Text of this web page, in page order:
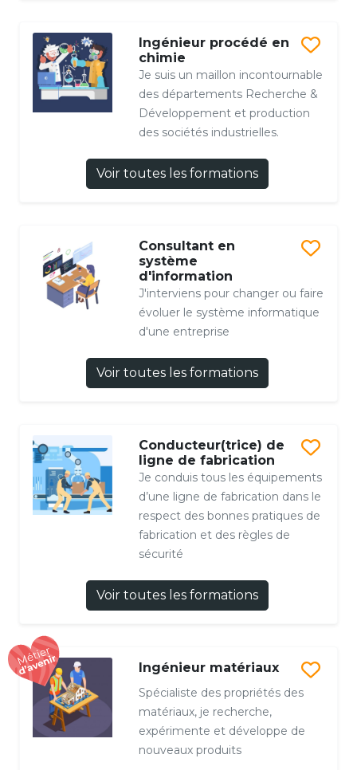
Ingénieur procédé en
chimie
Je suis un maillon incontournable
des départements Recherche &
Développement et production
des sociétés industrielles.
Voir toutes les formations
Consultant en
système
d'information
J'interviens pour changer ou faire
évoluer le système informatique
d'une entreprise
Voir toutes les formations
Conducteur(trice) de
ligne de fabrication
Je conduis tous les équipements
d’une ligne de fabrication dans le
respect des bonnes pratiques de
fabrication et des règles de
sécurité
Voir toutes les formations
Ingénieur matériaux
Spécialiste des propriétés des
matériaux, je recherche,
expérimente et développe de
nouveaux produits